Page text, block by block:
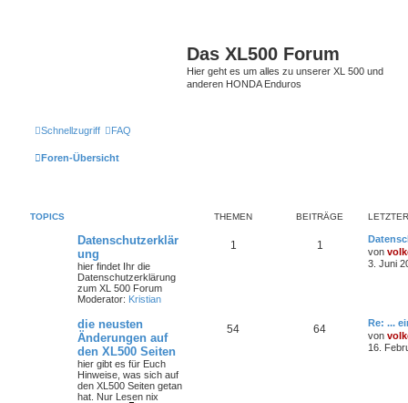
Das XL500 Forum
Hier geht es um alles zu unserer XL 500 und
anderen HONDA Enduros
Schnellzugriff FAQ
Foren-Übersicht
TOPICS THEMEN BEITRÄGE
Datenschutzerklär
ung
hier findet Ihr die
Datenschutzerklärung
zum XL 500 Forum
Moderator: Kristian
1 1
von
3. Juni
die neusten
Änderungen auf
den XL500 Seiten
hier gibt es für Euch
Hinweise, was sich auf
den XL500 Seiten getan
hat. Nur Lesen nix
54 64
Re: ...
von
16.